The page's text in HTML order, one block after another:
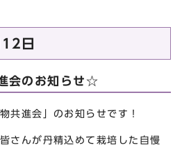
日
会のお知らせ☆
共進会」のお知らせです！
さんが丹精込めて栽培した自慢